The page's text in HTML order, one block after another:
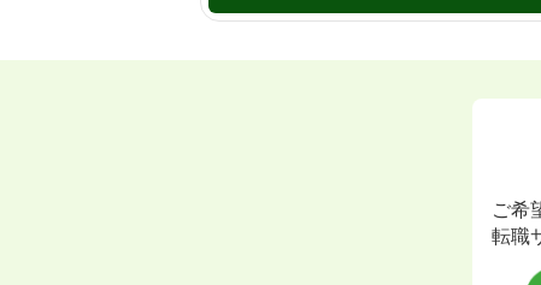
ご希
転職